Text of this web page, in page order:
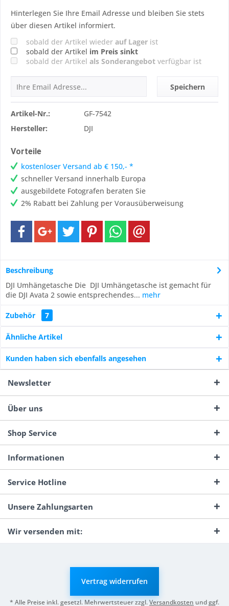
Hinterlegen Sie Ihre Email Adresse und bleiben Sie stets
über diesen Artikel informiert.
sobald der Artikel wieder auf Lager ist
sobald der Artikel im Preis sinkt
sobald der Artikel als Sonderangebot verfügbar ist
Speichern
Artikel-Nr.:
GF-7542
Hersteller:
DJI
Vorteile
kostenloser Versand ab € 150,- *
schneller Versand innerhalb Europa
ausgebildete Fotografen beraten Sie
2% Rabatt bei Zahlung per Vorausüberweisung
Beschreibung
DJI Umhängetasche Die DJI Umhängetasche ist gemacht für
die DJI Avata 2 sowie entsprechendes... mehr
Zubehör 7
Ähnliche Artikel
Kunden haben sich ebenfalls angesehen
Newsletter
Über uns
Shop Service
Informationen
Service Hotline
Unsere Zahlungsarten
Wir versenden mit:
Vertrag widerrufen
* Alle Preise inkl. gesetzl. Mehrwertsteuer zzgl.Versandkosten und ggf.